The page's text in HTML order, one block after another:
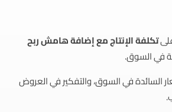
تكلفة الإنتاج مع إضافة هامش ربح
في السوق.
السائدة في السوق، والتفكير في العروض